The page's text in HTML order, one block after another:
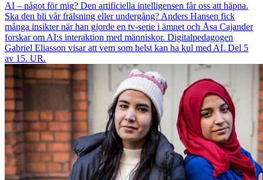
AI – något för mig? Den artificiella intelligensen får oss att häpna.
Ska den bli vår frälsning eller undergång? Anders Hansen fick
många insikter när han gjorde en tv-serie i ämnet och Åsa Cajander
forskar om AI:s interaktion med människor. Digitalpedagogen
Gabriel Eliasson visar att vem som helst kan ha kul med AI. Del 5
av 15. UR.